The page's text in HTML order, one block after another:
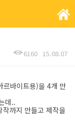
6160 15.08.07
르바이트용)을 4개 만
데..
까지 만들고 제작을